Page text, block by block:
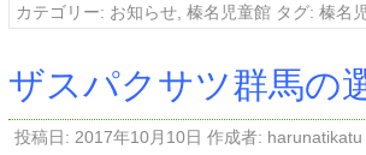
カテゴリー: お知らせ 榛名児童館 タグ: 榛名
ザスパクサツ群馬の
投稿日: 2017年10月10日 作成者: harunatikatu